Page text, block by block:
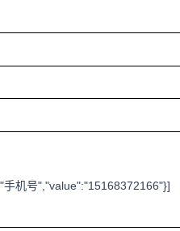
手机号","value":"15168372166"}]